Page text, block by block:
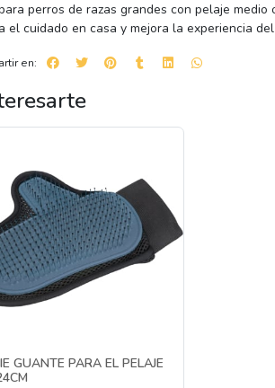
perros de razas grandes con pelaje
el cuidado en casa y mejora la experiencia
en:
GUANTE PARA EL PELAJE